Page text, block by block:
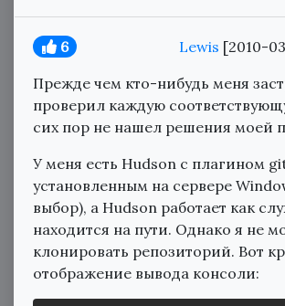
6 Lewis [2010-
Прежде чем кто-нибудь меня
проверил каждую
сих пор не нашел решения моей
У меня есть Hudson с плагином
установленным на сервере
выбор), а Hudson работает как
находится на пути. Однако я не
клонировать репозиторий. Вот
отображение вывода консоли: